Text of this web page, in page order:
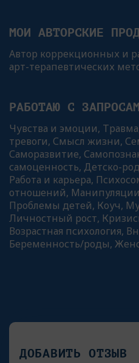
МОИ АВТОРСКИЕ
Автор коррекционных и
арт-терапевтических
РАБОТАЮ С
Чувства и эмоции,
тревоги, Смысл жизни,
Саморазвитие,
самоценность, Детско-
Работа и карьера,
отношений,
Проблемы детей, Коуч,
Личностный рост,
Возрастная психология,
Беременность/роды,
ДОБАВИТЬ ОТЗЫВ